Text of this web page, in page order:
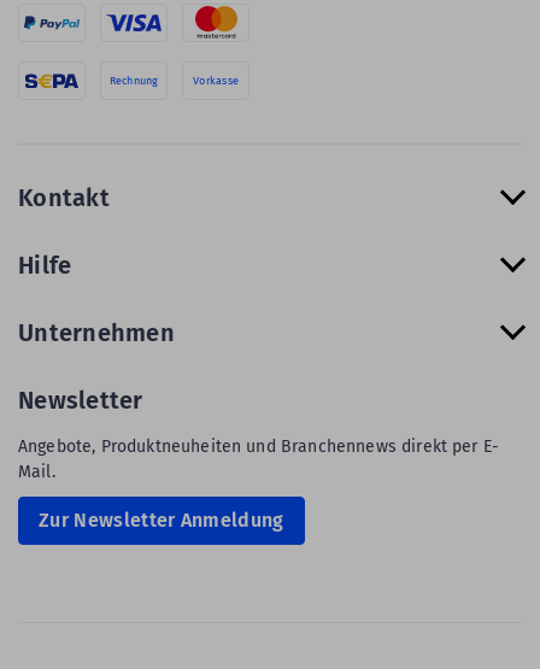
Rechnung Vorkasse
Kontakt
Hilfe
Unternehmen
Newsletter
Angebote, Produktneuheiten und Branchennews direkt per E-
Mail.
Zur Newsletter Anmeldung